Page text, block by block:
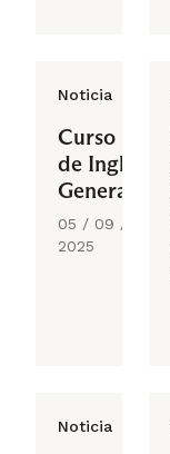
Noticia
Curso
de Inglés
General
05 / 09 /
2025
Noticia